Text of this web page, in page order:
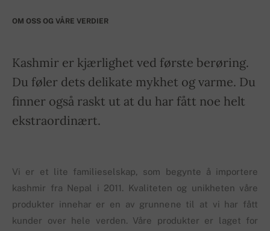
OM OSS OG VÅRE VERDIER
Kashmir er kjærlighet ved første berøring.
Du føler dets delikate mykhet og varme. Du
finner også raskt ut at du har fått noe helt
ekstraordinært.
Vi er et lite familieselskap, som begynte å importere
kashmir fra Nepal i 2011. Kvaliteten og unikheten våre
produkter innehar er en av grunnene til at vi har fått
kunder over hele verden. Våre produkter er laget for